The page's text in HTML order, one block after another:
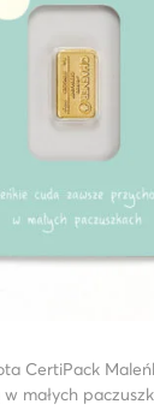
CertiPack
małych